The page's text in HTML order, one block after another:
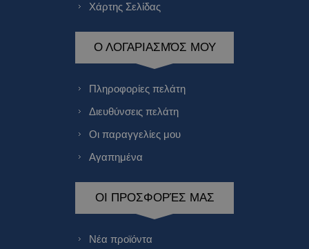
Χάρτης Σελίδας
Ο ΛΟΓΑΡΙΑΣΜΌΣ ΜΟΥ
Πληροφορίες πελάτη
Διευθύνσεις πελάτη
Οι παραγγελίες μου
Αγαπημένα
ΟΙ ΠΡΟΣΦΟΡΈΣ ΜΑΣ
Νέα προϊόντα